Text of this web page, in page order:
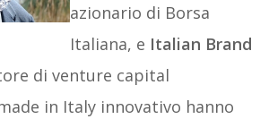
azionario di Borsa
Italiana, e Italian Brand
di venture capital
in Italy innovativo hanno